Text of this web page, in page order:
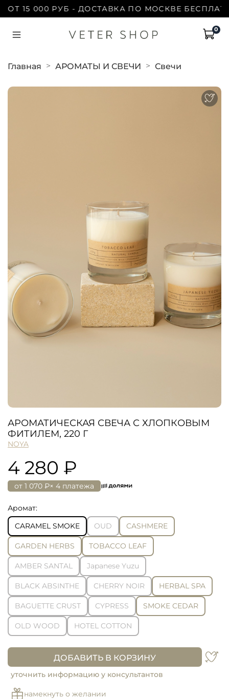
000 РУБ - ДОСТАВКА ПО МОСКВЕ БЕСПЛАТНО
0
Главная АРОМАТЫ И СВЕЧИ Свечи
АРОМАТИЧЕСКАЯ СВЕЧА С ХЛОПКОВЫМ
ФИТИЛЕМ, 220 Г
NOYA
4 280 ₽
от 1 070 ₽× 4 платежа
Аромат:
CARAMEL SMOKE
OUD CASHMERE
GARDEN HERBS TOBACCO LEAF
AMBER SANTAL Japanese Yuzu
BLACK ABSINTHE CHERRY NOIR HERBAL SPA
BAGUETTE CRUST CYPRESS SMOKE CEDAR
OLD WOOD HOTEL COTTON
ДОБАВИТЬ В КОРЗИНУ
уточнить информацию у консультантов
намекнуть о желании